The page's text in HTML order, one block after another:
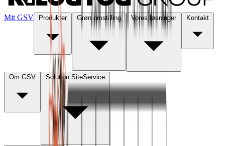
Mit GSV Produkter Grøn omstilling Vores løsninger Kontakt
Om GSV Solution SiteService